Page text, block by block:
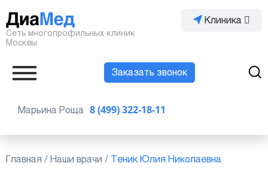
Сеть многопрофильных клиник
Москвы
Клиника
Заказать звонок
8 (499) 322-18-11
Марьина Роща
Главная / Наши врачи / Теник Юлия Николаевна